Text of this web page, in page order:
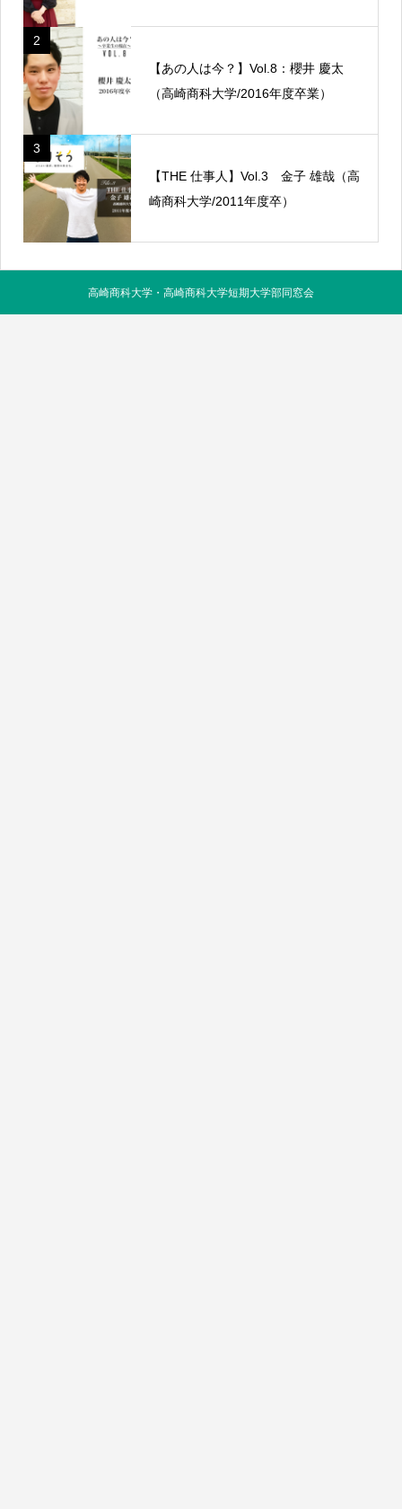
2
【あの人は今？】Vol.8：櫻井 慶太
（高崎商科大学/2016年度卒業）
3
【THE 仕事人】Vol.3 金子 雄哉（高
崎商科大学/2011年度卒）
高崎商科大学・高崎商科大学短期大学部同窓会